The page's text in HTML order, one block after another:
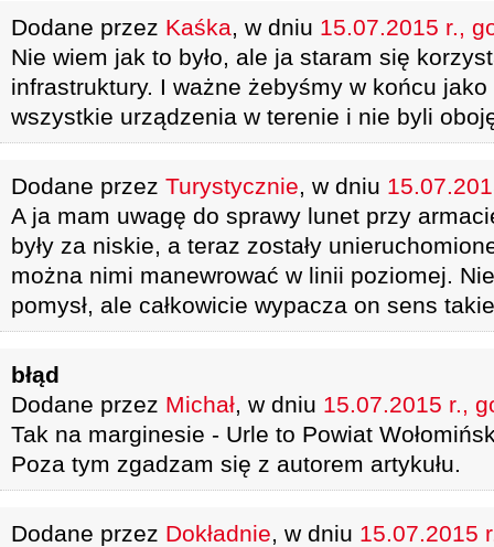
Dodane przez Kaśka, w dniu 15.07.2015 r.,
Nie wiem jak to było, ale ja staram się
infrastruktury. I ważne żebyśmy w końcu
wszystkie urządzenia w terenie i nie byli
Dodane przez Turystycznie, w dniu
A ja mam uwagę do sprawy lunet przy
były za niskie, a teraz zostały
można nimi manewrować w linii poziomej.
pomysł, ale całkowicie wypacza on sens
błąd
Dodane przez Michał, w dniu 15.07.2015 r.,
Tak na marginesie - Urle to Powiat
Poza tym zgadzam się z autorem artykułu.
Dodane przez Dokładnie, w dniu 15.07.2015